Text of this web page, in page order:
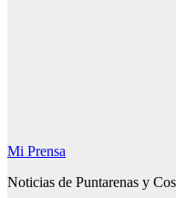
Mi Prensa
Noticias de Puntarenas y